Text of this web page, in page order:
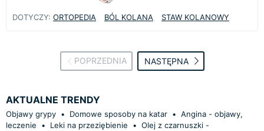
DOTYCZY: ORTOPEDIA BÓL KOLANA STAW KOLANOWY
POPRZEDNIA NASTĘPNA
AKTUALNE TRENDY
Objawy grypy • Domowe sposoby na katar • Angina - objawy,
leczenie
• Leki na przeziębienie • Olej z czarnuszki -